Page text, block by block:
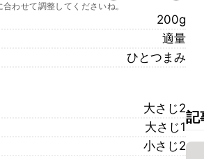
わせて調整してくださいね。
200g
適量
ひとつまみ
大さじ2
大さじ1
小さじ2
記